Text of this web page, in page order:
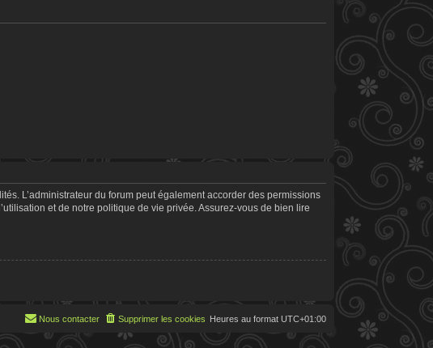
L’administrateur du forum peut également accorder des permissions
et de notre politique de vie privée. Assurez-vous de bien lire
Heures au format UTC+01:00
Supprimer les cookies
Nous contacter